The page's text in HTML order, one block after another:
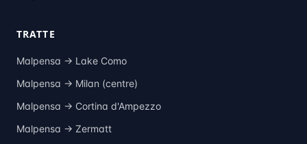
TRATTE
Malpensa → Lake Como
Malpensa → Milan (centre)
Malpensa → Cortina d'Ampezzo
Malpensa → Zermatt